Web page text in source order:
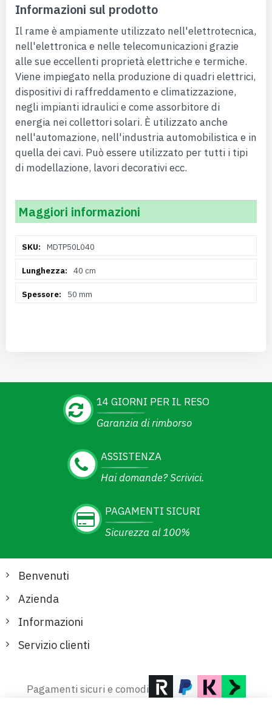
Informazioni sul prodotto
Il rame è ampiamente utilizzato nell'elettrotecnica,
nell'elettronica e nelle telecomunicazioni grazie
alle sue eccellenti proprietà elettriche e termiche.
Viene impiegato nella produzione di quadri elettrici,
dispositivi di raffreddamento e climatizzazione,
negli impianti idraulici e come assorbitore di
energia nei collettori solari. È utilizzato anche
nell'automazione, nell'industria automobilistica e in
quella dei cavi. Può essere utilizzato per tutti i tipi
di modellazione, lavori decorativi ecc.
Maggiori informazioni
InformazioniMDTP50L040
40 cm
50 mm
14 GIORNI PER IL RESO
Garanzia di rimborso
ASSISTENZA
Hai domande? Scrivici.
PAGAMENTI SICURI
Sicurezza al 100%
Benvenuti
Azienda
Informazioni
Servizio clienti
Pagamenti sicuri e comodi